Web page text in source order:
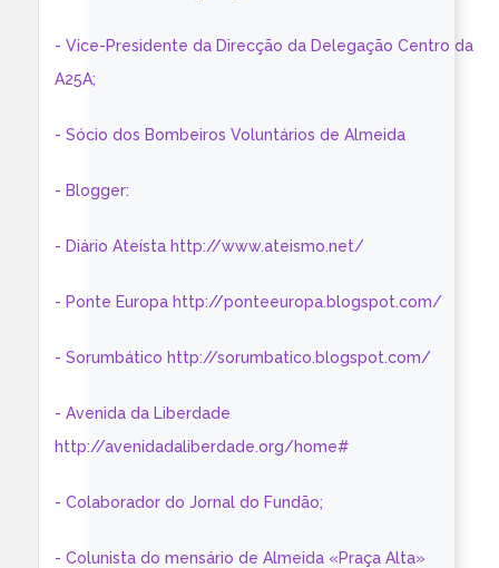
- Vice-Presidente da Direcção da Delegação Centro da
A25A;
- Sócio dos Bombeiros Voluntários de Almeida
- Blogger:
- Diário Ateísta http://www.ateismo.net/
- Ponte Europa http://ponteeuropa.blogspot.com/
- Sorumbático http://sorumbatico.blogspot.com/
- Avenida da Liberdade
http://avenidadaliberdade.org/home#
- Colaborador do Jornal do Fundão;
- Colunista do mensário de Almeida «Praça Alta»